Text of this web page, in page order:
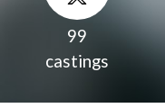
99
castings